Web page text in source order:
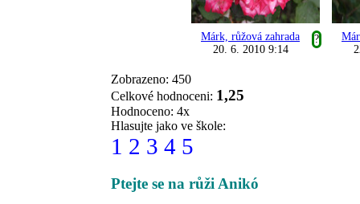
Márk, růžová zahrada
?
20. 6. 2010 9:14
Zobrazeno: 450
Celkové hodnoceni: 1,25
Hodnoceno: 4x
Hlasujte jako ve škole:
1 2 3 4 5
Ptejte se na růži Anikó